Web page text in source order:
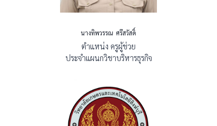
นางทิพวรรณ ศรีสวัสดิ์
ตำแหน่ง ครูผู้ช่วย
ประจำแผนกวิชาบริหารธุรกิจ